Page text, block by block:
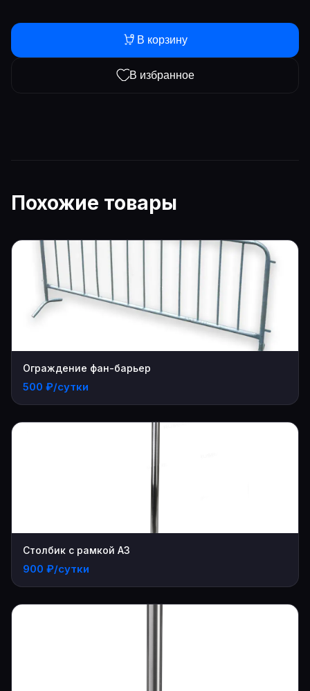
В корзину
В избранное
Похожие товары
Ограждение фан-барьер
500 ₽/сутки
Столбик с рамкой А3
900 ₽/сутки